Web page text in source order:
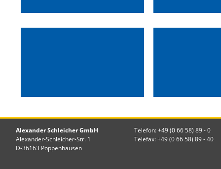
Alexander Schleicher GmbH
Alexander-Schleicher-Str. 1
D-36163 Poppenhausen
Telefon: +49 (0 66 58) 89 - 0
Telefax: +49 (0 66 58) 89 - 40